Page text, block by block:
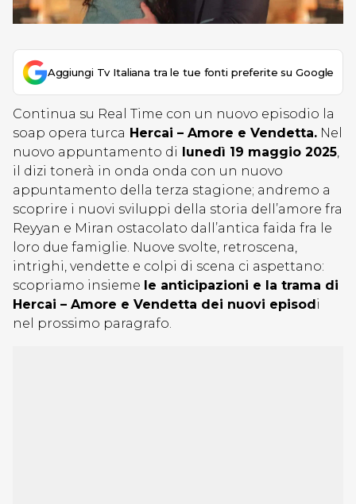
Aggiungi Tv Italiana tra le tue fonti preferite su Google
Continua su Real Time con un nuovo episodio la
soap opera turca Hercai – Amore e Vendetta. Nel
nuovo appuntamento di lunedì 19 maggio 2025,
il dizi tonerà in onda onda con un nuovo
appuntamento della terza stagione; andremo a
scoprire i nuovi sviluppi della storia dell’amore fra
Reyyan e Miran ostacolato dall’antica faida fra le
loro due famiglie. Nuove svolte, retroscena,
intrighi, vendette e colpi di scena ci aspettano:
scopriamo insieme le anticipazioni e la trama di
Hercai – Amore e Vendetta dei nuovi episodi
nel prossimo paragrafo.